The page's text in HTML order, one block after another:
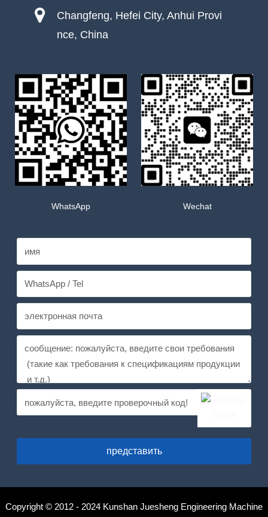
Changfeng, Hefei City, Anhui Provi
nce, China
WhatsApp Wechat
представить
Copyright © 2012 - 2024 Kunshan Juesheng Engineering Machine